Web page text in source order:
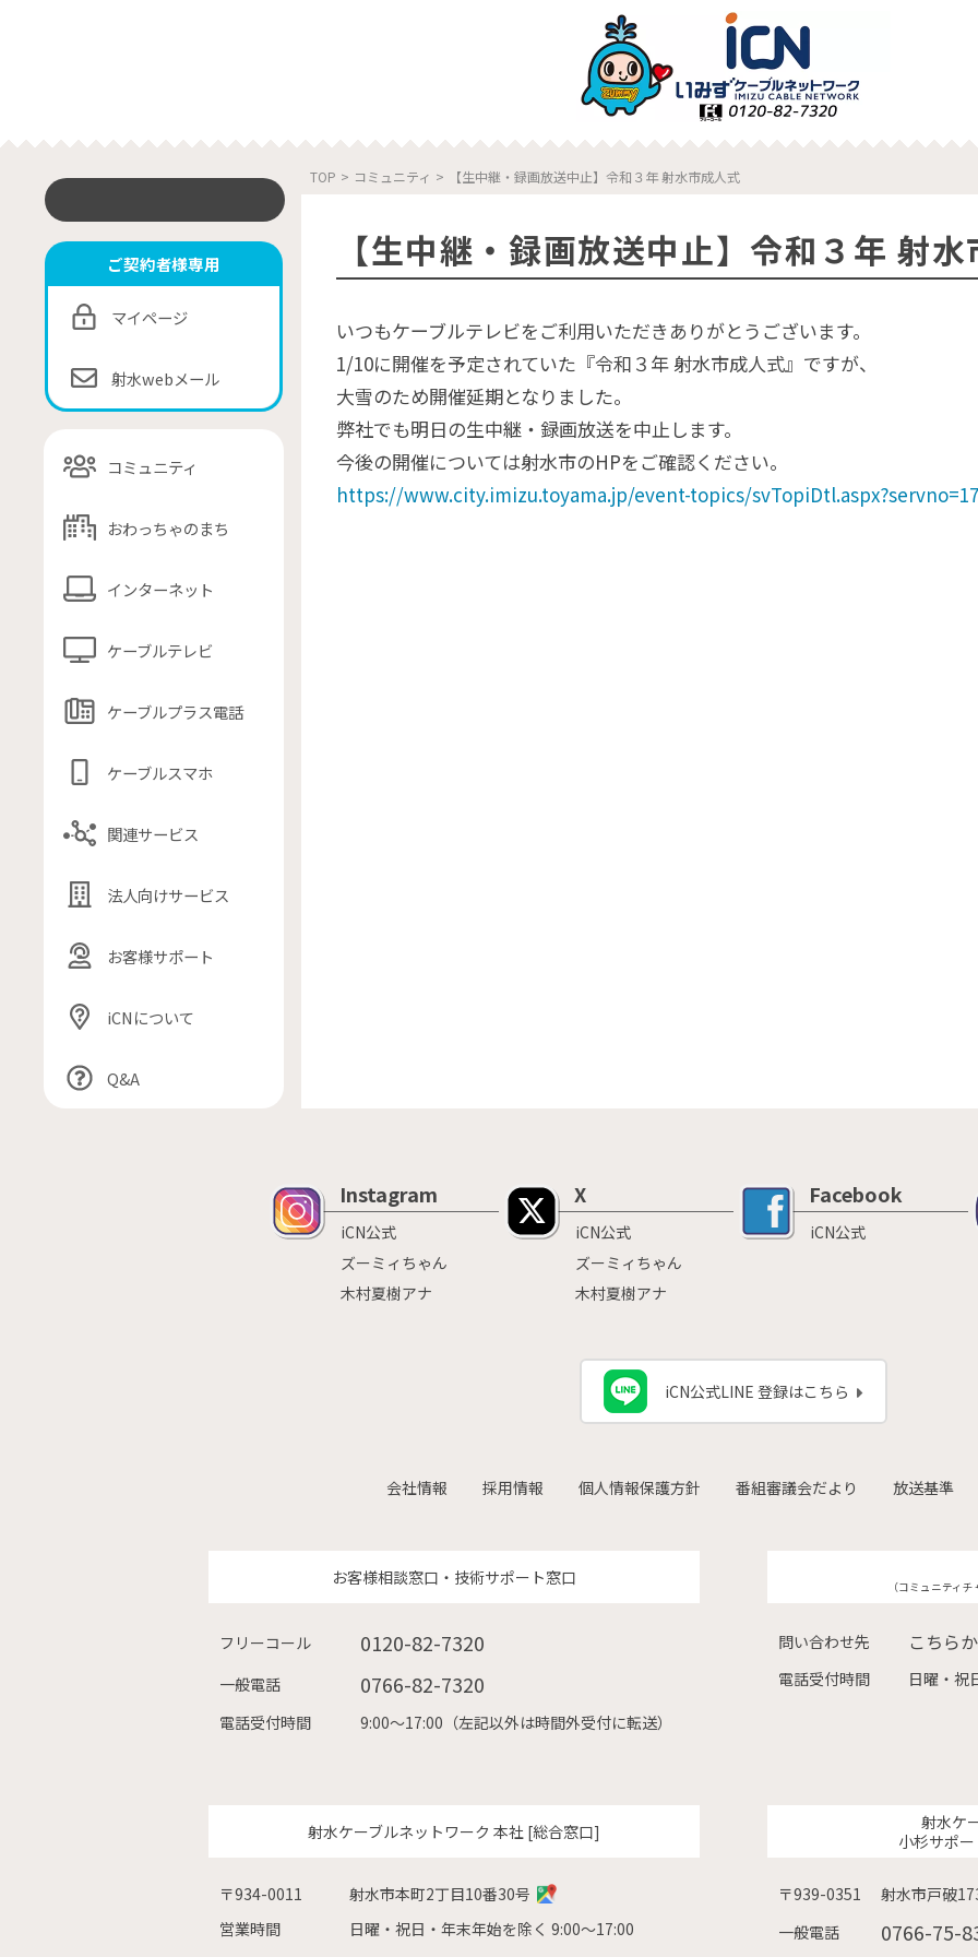
ご契約者様専用
マイページ
射水webメール
コミュニティ
おわっちゃのまち
インターネット
ケーブルテレビ
ケーブルプラス電話
ケーブルスマホ
関連サービス
法人向けサービス
お客様サポート
iCNについて
Q&A
TOP > コミュニティ > 【生中継・録画放送中止】令和３年 射水市成人式
【生中継・録画放送中止】令和３年 射
いつもケーブルテレビをご利用いただきありがとうございます。
1/10に開催を予定されていた『令和３年 射水市成人式』ですが、
大雪のため開催延期となりました。
弊社でも明日の生中継・録画放送を中止します。
今後の開催については射水市のHPをご確認ください。
https://www.city.imizu.toyama.jp/event-topics/
Instagram
iCN公式
ズーミィちゃん
木村夏樹アナ
X
iCN公式
ズーミィちゃん
木村夏樹アナ
Facebook
iCN公式
iCN公式LINE 登録はこちら
会社情報 採用情報 個人情報保護方針 番組審議会だより 放送基準
お客様相談窓口・技術サポート窓口
フリーコール 0120-82-7320
一般電話 0766-82-7320
電話受付時間 9:00〜17:00（左記以外は時間外受付に転送）
（コミュニティ
問い合わせ先 こちら
電話受付時間 日曜・祝
射水ケーブルネットワーク 本社 [総合窓口]
〒934-0011
射水市本町2丁目10番30号
営業時間
日曜・祝日・年末年始を除く 9:00〜17:00
射水ケ
小杉サポ
〒939-0351
射水市戸破
一般電話
0766-75-